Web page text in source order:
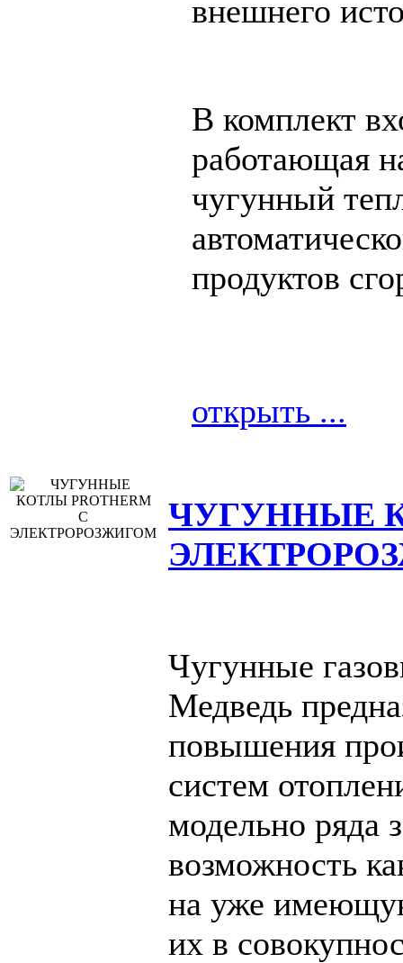
внешнего
В комплект
работающая
чугунный
продуктов
открыть ...
ЧУГУННЫЕ
Чугунные
Медведь
повышения
систем
модельно ряда
возможность
на уже
их в